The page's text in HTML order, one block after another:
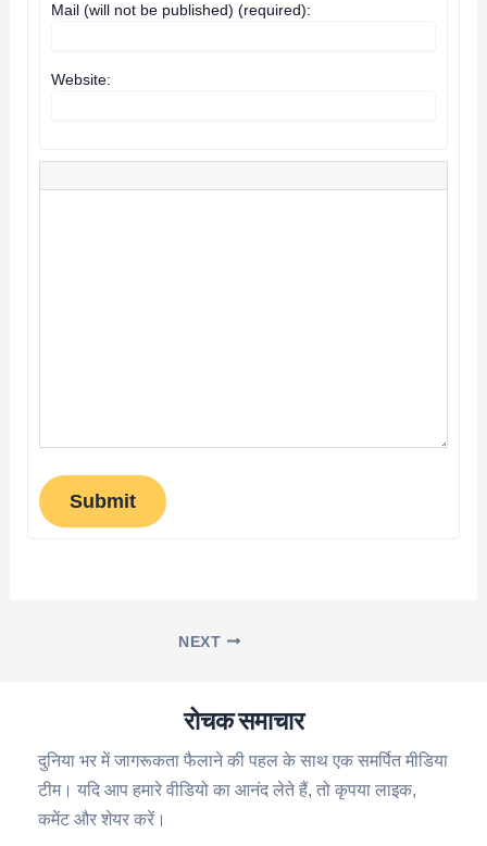
Mail (will not be published) (required):
Website:
Submit
NEXT
रोचक समाचार
दुनिया भर में जागरूकता फैलाने की पहल के साथ एक समर्पित मीडिया
टीम। यदि आप हमारे वीडियो का आनंद लेते हैं, तो कृपया लाइक,
कमेंट और शेयर करें।